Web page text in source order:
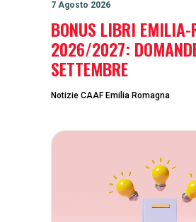
7 Agosto 2026
BONUS LIBRI EMILIA-
2026/2027:
SETTEMBRE
Notizie CAAF Emilia Romagna